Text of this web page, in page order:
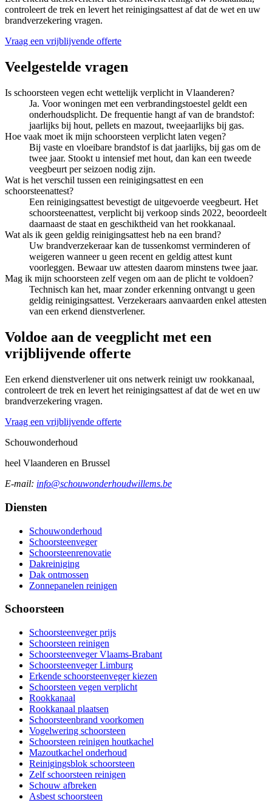
controleert de trek en levert het reinigingsattest af dat de wet en uw
brandverzekering vragen.
Vraag een vrijblijvende offerte
Veelgestelde vragen
Is schoorsteen vegen echt wettelijk verplicht in Vlaanderen?
Ja. Voor woningen met een verbrandingstoestel geldt een
onderhoudsplicht. De frequentie hangt af van de brandstof:
jaarlijks bij hout, pellets en mazout, tweejaarlijks bij gas.
Hoe vaak moet ik mijn schoorsteen verplicht laten vegen?
Bij vaste en vloeibare brandstof is dat jaarlijks, bij gas om de
twee jaar. Stookt u intensief met hout, dan kan een tweede
veegbeurt per seizoen nodig zijn.
Wat is het verschil tussen een reinigingsattest en een
schoorsteenattest?
Een reinigingsattest bevestigt de uitgevoerde veegbeurt. Het
schoorsteenattest, verplicht bij verkoop sinds 2022, beoordeelt
daarnaast de staat en geschiktheid van het rookkanaal.
Wat als ik geen geldig reinigingsattest heb na een brand?
Uw brandverzekeraar kan de tussenkomst verminderen of
weigeren wanneer u geen recent en geldig attest kunt
voorleggen. Bewaar uw attesten daarom minstens twee jaar.
Mag ik mijn schoorsteen zelf vegen om aan de plicht te voldoen?
Technisch kan het, maar zonder erkenning ontvangt u geen
geldig reinigingsattest. Verzekeraars aanvaarden enkel attesten
van een erkend dienstverlener.
Voldoe aan de veegplicht met een
vrijblijvende offerte
Een erkend dienstverlener uit ons netwerk reinigt uw rookkanaal,
controleert de trek en levert het reinigingsattest af dat de wet en uw
brandverzekering vragen.
Vraag een vrijblijvende offerte
Schouwonderhoud
heel Vlaanderen en Brussel
E-mail: info@schouwonderhoudwillems.be
Diensten
Schouwonderhoud
Schoorsteenveger
Schoorsteenrenovatie
Dakreiniging
Dak ontmossen
Zonnepanelen reinigen
Schoorsteen
Schoorsteenveger prijs
Schoorsteen reinigen
Schoorsteenveger Vlaams-Brabant
Schoorsteenveger Limburg
Erkende schoorsteenveger kiezen
Schoorsteen vegen verplicht
Rookkanaal
Rookkanaal plaatsen
Schoorsteenbrand voorkomen
Vogelwering schoorsteen
Schoorsteen reinigen houtkachel
Mazoutkachel onderhoud
Reinigingsblok schoorsteen
Zelf schoorsteen reinigen
Schouw afbreken
Asbest schoorsteen